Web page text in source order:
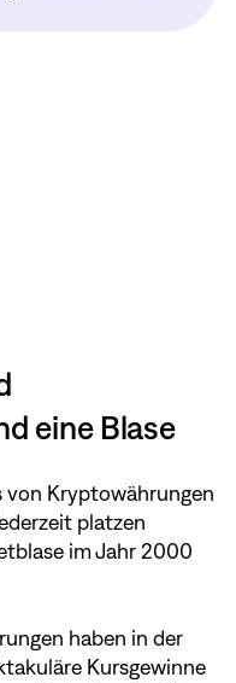
eine Blase
von Kryptowährungen
platzen
im Jahr 2000
haben in der
Kursgewinne